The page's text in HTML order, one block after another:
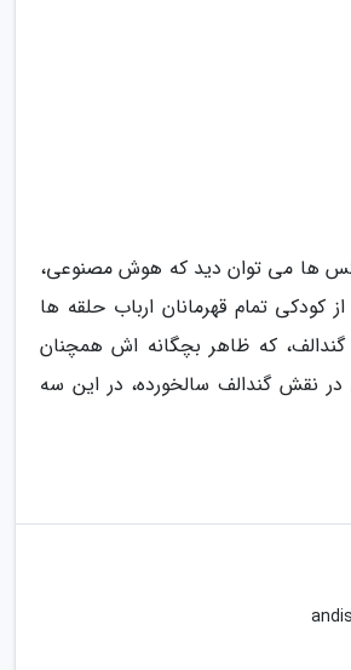
ها می توان دید که هوش مصنوعی،
از کودکی تمام قهرمانان ارباب حلقه ها
که ظاهر بچگانه اش همچنان
نقش گندالف سالخورده، در این سه